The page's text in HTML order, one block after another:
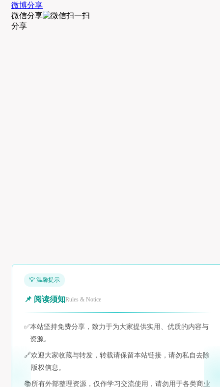
微博分享
微信分享
分享
💡 温馨提示
📌 阅读须知Rules & Notice
✅本站坚持免费分享，致力于为大家提供实用、优质的内容与
资源。
🔗欢迎大家收藏与转发，转载请保留本站链接，请勿私自去除
版权信息。
📚所有外部整理资源，仅作学习交流使用，请勿用于各类商业